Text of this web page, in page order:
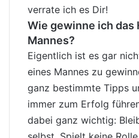
verrate ich es Dir!
Wie gewinne ich das
Mannes?
Eigentlich ist es gar
eines Mannes zu
ganz bestimmte Tipps
immer zum Erfolg
dabei ganz wichtig: